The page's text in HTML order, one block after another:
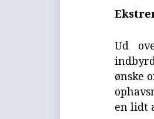
Ud
ønske
en lidt